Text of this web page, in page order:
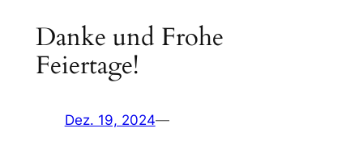
Danke und Frohe
Feiertage!
Dez. 19, 2024—